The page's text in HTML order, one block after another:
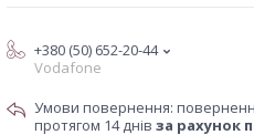
+380 (50) 652-20-44
Vodafone
протягом 14 днів за рахунок